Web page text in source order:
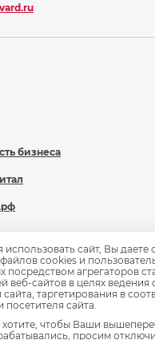
бизнеса
сайт, Вы даете
cookies и
посредством агрегаторов
веб-сайтов в целях ведения
таргетирования в
посетителя сайта.
чтобы Ваши
просим